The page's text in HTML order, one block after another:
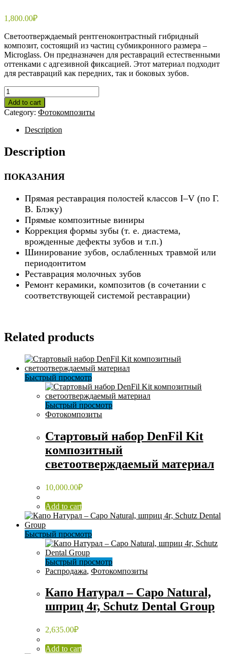
1,800.00₽
Светоотверждаемый рентгеноконтрастный гибридный
композит, состоящий из частиц субмикронного размера –
Microglass. Он предназначен для реставраций естественными
оттенками с адгезивной фиксацией. Этот материал подходит
для реставраций как передних, так и боковых зубов.
CHARISMA
Smart
B2
quantity
Add to cart
Category: Фотокомпозиты
Description
Description
ПОКАЗАНИЯ
Прямая реставрация полостей классов I–V (по Г.
В. Блэку)
Прямые композитные виниры
Коррекция формы зубы (т. е. диастема,
врожденные дефекты зубов и т.п.)
Шинирование зубов, ослабленных травмой или
периодонтитом
Реставрация молочных зубов
Ремонт керамики, композитов (в сочетании с
соответствующей системой реставрации)
Related products
Быстрый просмотр
Быстрый просмотр
Фотокомпозиты
Стартовый набор DenFil Kit
композитный
светоотверждаемый материал
10,000.00₽
Add to cart
Быстрый просмотр
Быстрый просмотр
Распродажа, Фотокомпозиты
Капо Натурал – Capo Natural,
шприц 4г, Schutz Dental Group
2,635.00₽
Add to cart